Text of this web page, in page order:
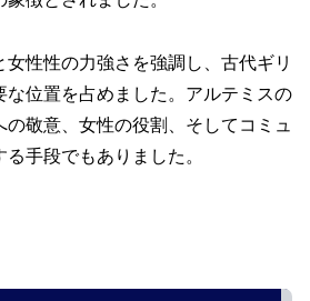
性性の力強さを強調し、古代ギリ
な位置を占めました。アルテミスの
敬意、女性の役割、そしてコミュ
手段でもありました。